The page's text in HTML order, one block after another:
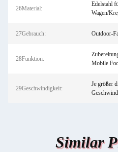
26Material:
Edelstahl
Wagen/
27Gebrauch: Outdoor-
28Funktion:
Mobile
29Geschwindigkeit:
Je größer
Similar